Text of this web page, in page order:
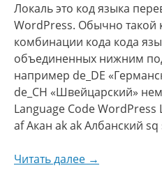
Локаль это код языка
WordPress. Обычно такой
комбинации кода кода
объединенных нижним
например de_DE
de_CH «Швейцарский»
Language Code
af Акан ak ak Албанский
Читать далее →